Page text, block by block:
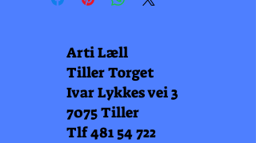
Arti Læll
Tiller Torget
Ivar Lykkes vei 3
7075 Tiller
Tlf481 54 722